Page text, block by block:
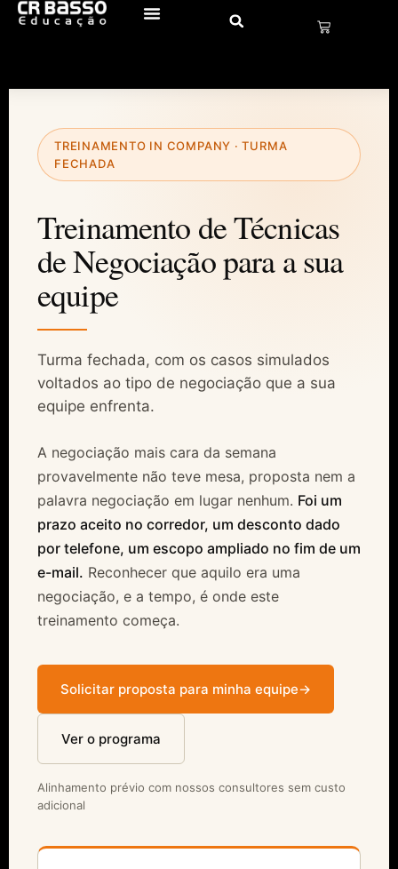
TREINAMENTO IN COMPANY · TURMA
FECHADA
Treinamento de Técnicas
de Negociação para a sua
equipe
Turma fechada, com os casos simulados
voltados ao tipo de negociação que a sua
equipe enfrenta.
A negociação mais cara da semana
provavelmente não teve mesa, proposta nem a
palavra negociação em lugar nenhum. Foi um
prazo aceito no corredor, um desconto dado
por telefone, um escopo ampliado no fim de um
e-mail. Reconhecer que aquilo era uma
negociação, e a tempo, é onde este
treinamento começa.
Solicitar proposta para minha equipe→
Ver o programa
Alinhamento prévio com nossos consultores sem custo
adicional